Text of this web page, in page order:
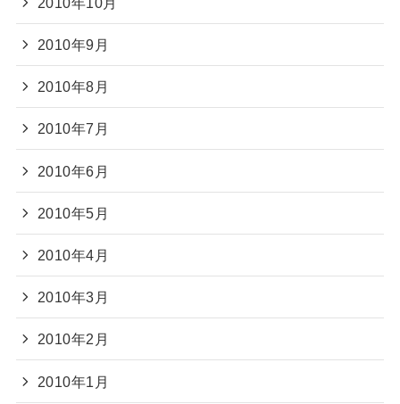
2010年9月
2010年8月
2010年7月
2010年6月
2010年5月
2010年4月
2010年3月
2010年2月
2010年1月